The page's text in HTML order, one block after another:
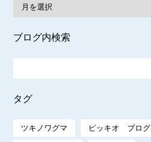
ブログ内検索
タグ
ツキノワグマ ピッキオ ブログ